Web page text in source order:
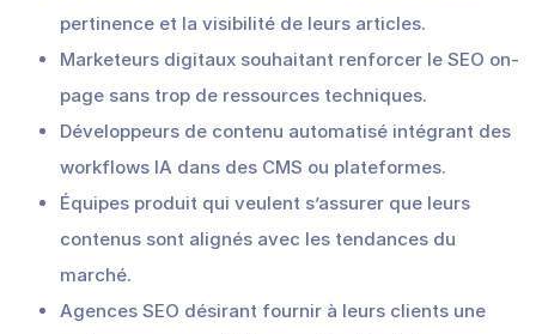
pertinence et la visibilité de leurs articles.
Marketeurs digitaux souhaitant renforcer le SEO on-
page sans trop de ressources techniques.
Développeurs de contenu automatisé intégrant des
workflows IA dans des CMS ou plateformes.
Équipes produit qui veulent s’assurer que leurs
contenus sont alignés avec les tendances du
marché.
Agences SEO désirant fournir à leurs clients une